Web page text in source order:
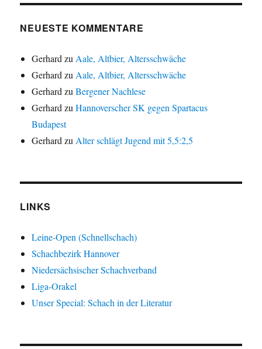
NEUESTE KOMMENTARE
Gerhard zu Aale, Altbier, Altersschwäche
Gerhard zu Aale, Altbier, Altersschwäche
Gerhard zuBergener Nachlese
Gerhard zuHannoverscher SK gegen Spartacus
Budapest
Gerhard zu Alter schlägt Jugend mit 5,5:2,5
LINKS
Leine-Open (Schnellschach)
Schachbezirk Hannover
Niedersächsischer Schachverband
Liga-Orakel
Unser Special: Schach in der Literatur